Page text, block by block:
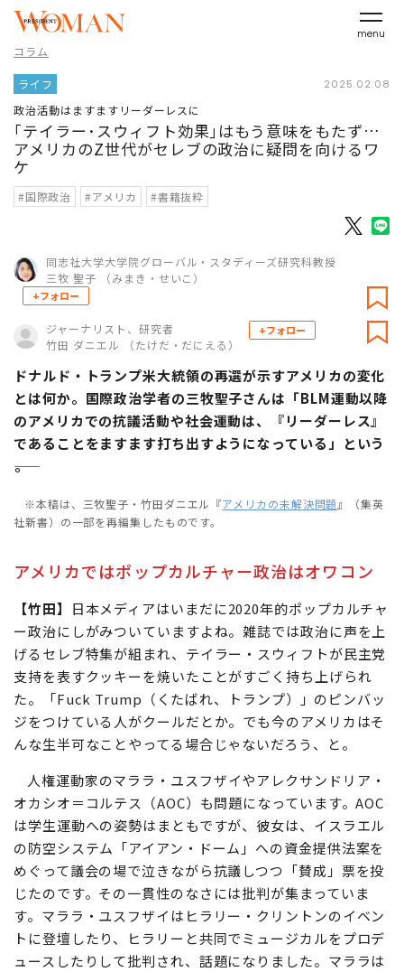
menu
コラム
ライフ 2025.02.08
政治活動はますますリーダーレスに
｢テイラー･スウィフト効果｣はもう意味をもたず…
アメリカのZ世代がセレブの政治に疑問を向けるワ
ケ
#国際政治 #アメリカ #書籍抜粋
同志社大学大学院グローバル・スタディーズ研究科教授
三牧 聖子 （みまき・せいこ）
+フォロー
ジャーナリスト、研究者
竹田 ダニエル （たけだ・だにえる）
+フォロー
ドナルド・トランプ米大統領の再選が示すアメリカの変化
とは何か。国際政治学者の三牧聖子さんは「BLM運動以降
のアメリカでの抗議活動や社会運動は、『リーダーレス』
であることをますます打ち出すようになっている」という
――。
※本稿は、三牧聖子・竹田ダニエル『アメリカの未解決問題』（集英
社新書）の一部を再編集したものです。
アメリカではポップカルチャー政治はオワコン
【竹田】
日本メディアはいまだに2020年的ポップカルチャ
ー政治にしがみついていますよね。雑誌では政治に声を上
げるセレブ特集が組まれ、テイラー・スウィフトが民主党
支持を表すクッキーを焼いたことがすごく持ち上げられ
た。「Fuck Trump（くたばれ、トランプ）」のピンバッ
ジをつけている人がクールだとか。でも今のアメリカはそ
んな生半可なことやってる場合じゃないだろう、と。
人権運動家のマララ・ユスフザイやアレクサンドリア・
オカシオ＝コルテス（AOC）も問題になっています。AOC
は学生運動への姿勢はまともですが、彼女は、イスラエル
の防空システム「アイアン・ドーム」への資金提供法案を
めぐって議会の場で泣きながら抗議しつつ「賛成」票を投
じたのです。その一貫性のなさには批判が集まっていま
す。マララ・ユスフザイはヒラリー・クリントンのイベン
トに登壇したり、ヒラリーと共同でミュージカルをプロデ
ュースしたりして批判され、話題になりました。マララは